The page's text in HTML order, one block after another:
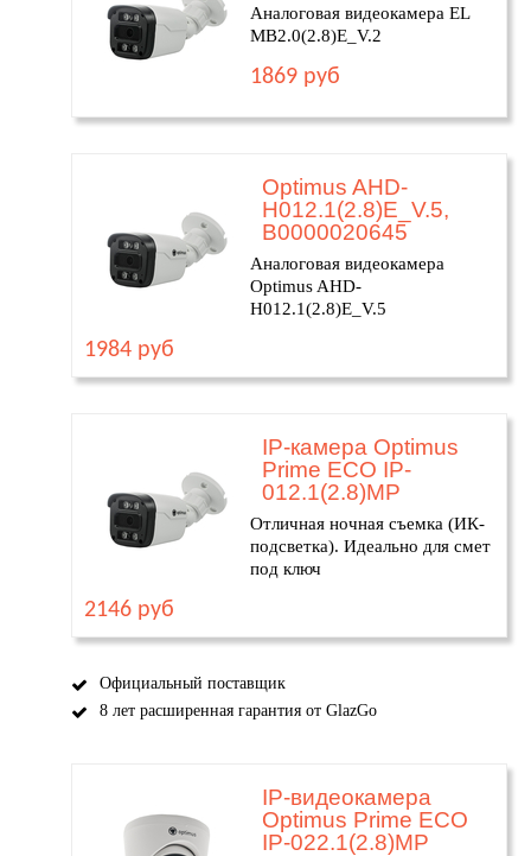
Аналоговая видеокамера EL
MB2.0(2.8)E_V.2
1869 руб
Optimus AHD-
H012.1(2.8)E_V.5,
В0000020645
Аналоговая видеокамера
Optimus AHD-
H012.1(2.8)E_V.5
1984 руб
IP-камера Optimus
Prime ECO IP-
012.1(2.8)MP
Отличная ночная съемка (ИК-
подсветка). Идеально для смет
под ключ
2146 руб
Официальный поставщик
8 лет расширенная гарантия от GlazGo
IP-видеокамера
Optimus Prime ECO
IP-022.1(2.8)MP